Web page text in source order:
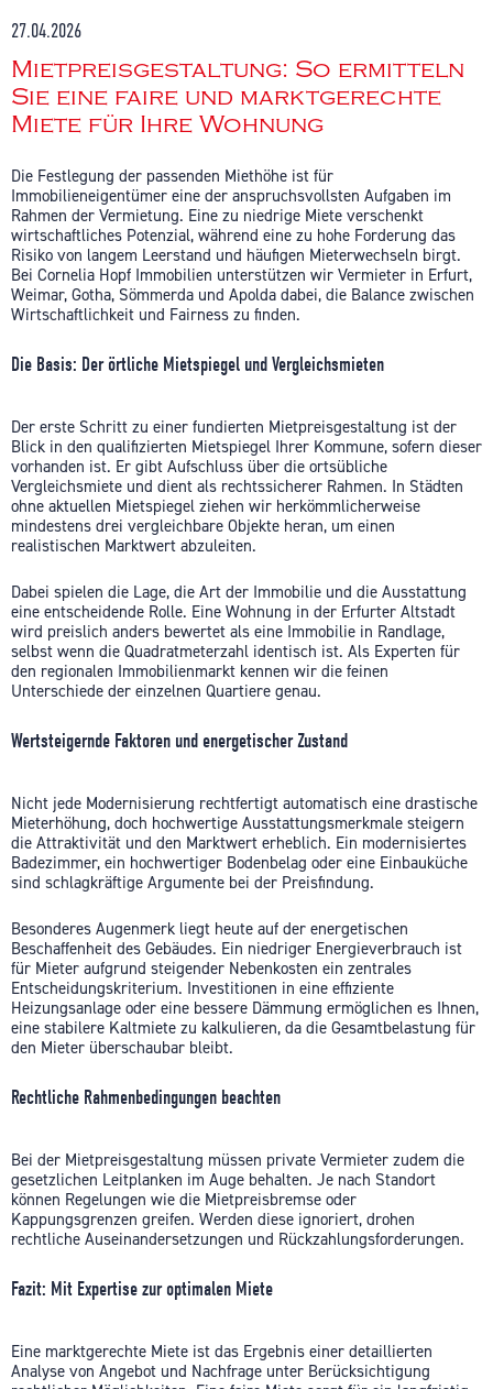
27.04.2026
Mietpreisgestaltung: So ermitteln
Sie eine faire und marktgerechte
Miete für Ihre Wohnung
Die Festlegung der passenden Miethöhe ist für
Immobilieneigentümer eine der anspruchsvollsten Aufgaben im
Rahmen der Vermietung. Eine zu niedrige Miete verschenkt
wirtschaftliches Potenzial, während eine zu hohe Forderung das
Risiko von langem Leerstand und häufigen Mieterwechseln birgt.
Bei Cornelia Hopf Immobilien unterstützen wir Vermieter in Erfurt,
Weimar, Gotha, Sömmerda und Apolda dabei, die Balance zwischen
Wirtschaftlichkeit und Fairness zu finden.
Die Basis: Der örtliche Mietspiegel und Vergleichsmieten
Der erste Schritt zu einer fundierten Mietpreisgestaltung ist der
Blick in den qualifizierten Mietspiegel Ihrer Kommune, sofern dieser
vorhanden ist. Er gibt Aufschluss über die ortsübliche
Vergleichsmiete und dient als rechtssicherer Rahmen. In Städten
ohne aktuellen Mietspiegel ziehen wir herkömmlicherweise
mindestens drei vergleichbare Objekte heran, um einen
realistischen Marktwert abzuleiten.
Dabei spielen die Lage, die Art der Immobilie und die Ausstattung
eine entscheidende Rolle. Eine Wohnung in der Erfurter Altstadt
wird preislich anders bewertet als eine Immobilie in Randlage,
selbst wenn die Quadratmeterzahl identisch ist. Als Experten für
den regionalen Immobilienmarkt kennen wir die feinen
Unterschiede der einzelnen Quartiere genau.
Wertsteigernde Faktoren und energetischer Zustand
Nicht jede Modernisierung rechtfertigt automatisch eine drastische
Mieterhöhung, doch hochwertige Ausstattungsmerkmale steigern
die Attraktivität und den Marktwert erheblich. Ein modernisiertes
Badezimmer, ein hochwertiger Bodenbelag oder eine Einbauküche
sind schlagkräftige Argumente bei der Preisfindung.
Besonderes Augenmerk liegt heute auf der energetischen
Beschaffenheit des Gebäudes. Ein niedriger Energieverbrauch ist
für Mieter aufgrund steigender Nebenkosten ein zentrales
Entscheidungskriterium. Investitionen in eine effiziente
Heizungsanlage oder eine bessere Dämmung ermöglichen es Ihnen,
eine stabilere Kaltmiete zu kalkulieren, da die Gesamtbelastung für
den Mieter überschaubar bleibt.
Rechtliche Rahmenbedingungen beachten
Bei der Mietpreisgestaltung müssen private Vermieter zudem die
gesetzlichen Leitplanken im Auge behalten. Je nach Standort
können Regelungen wie die Mietpreisbremse oder
Kappungsgrenzen greifen. Werden diese ignoriert, drohen
rechtliche Auseinandersetzungen und Rückzahlungsforderungen.
Fazit: Mit Expertise zur optimalen Miete
Eine marktgerechte Miete ist das Ergebnis einer detaillierten
Analyse von Angebot und Nachfrage unter Berücksichtigung